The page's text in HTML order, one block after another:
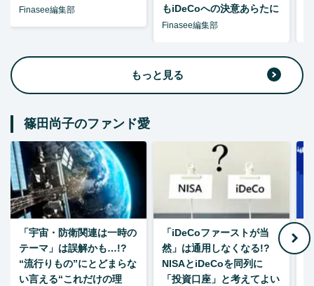
Finasee編集部
もiDeCoへの決意あらたに
Finasee編集部
もっと見る
篠田尚子のファンド愛
「宇宙・防衛関連は一時の
テーマ」は誤解かも…!?
“流行りもの”にとどまらな
い言える“これだけの理
「iDeCoファーストが当
然」は通用しなくなる!?
NISAとiDeCoを同列に
「投資口座」と考えてよい